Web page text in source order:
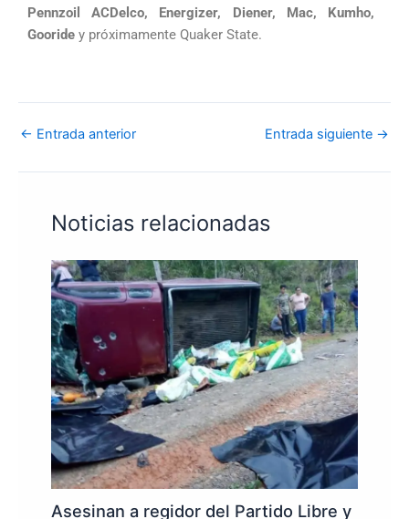
Pennzoil
ACDelco, Energizer, Diener, Mac, Kumho,
Gooride y próximamente Quaker State.
← Entrada anterior Entrada siguiente →
Noticias relacionadas
Asesinan a regidor del Partido Libre y